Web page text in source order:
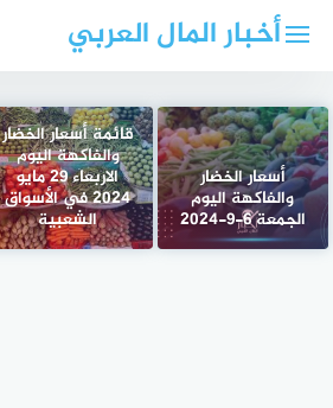
أخبار المال العربي
أسعار الخضار
والفاكهة اليوم
الجمعة 6-9-2024
قائمة أسعار الخضار
والفاكهة اليوم
الاربعاء 29 مايو
2024 في الأسواق
الشعبية